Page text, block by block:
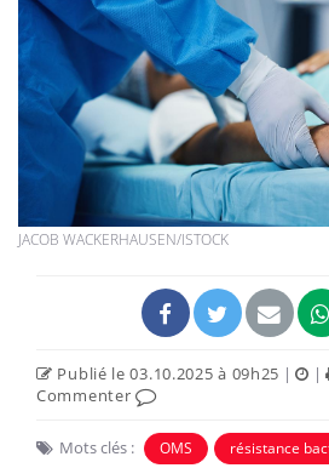
JACOB WACKERHAUSEN/ISTOCK
Publié le 03.10.2025 à 09h25 | |
Commenter
Mots clés : OMS
résistance